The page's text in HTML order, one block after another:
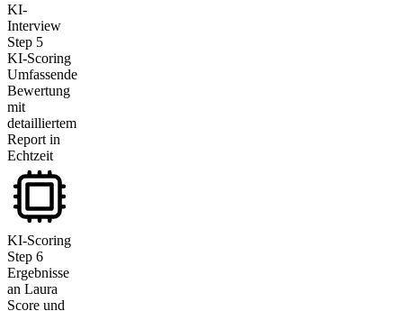
KI-
Interview
Step 5
KI-Scoring
Umfassende
Bewertung
mit
detailliertem
Report in
Echtzeit
KI-Scoring
Step 6
Ergebnisse
an Laura
Score und